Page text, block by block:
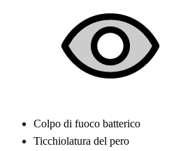
Colpo di fuoco batterico
Ticchiolatura del pero